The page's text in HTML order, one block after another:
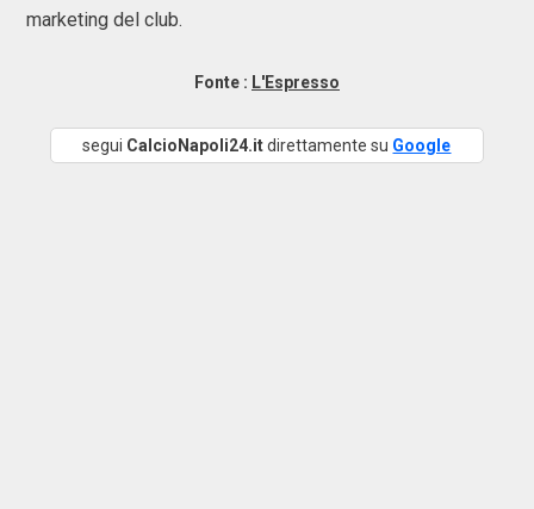
marketing del club.
Fonte : L'Espresso
segui CalcioNapoli24.itdirettamente su Google